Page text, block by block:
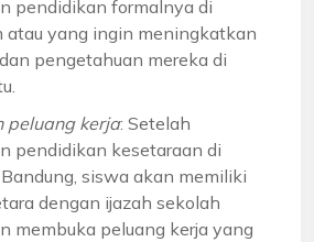
pendidikan formalnya di
atau yang ingin meningkatkan
pengetahuan mereka di
peluang kerja: Setelah
pendidikan kesetaraan di
siswa akan memiliki
dengan ijazah sekolah
membuka peluang kerja yang